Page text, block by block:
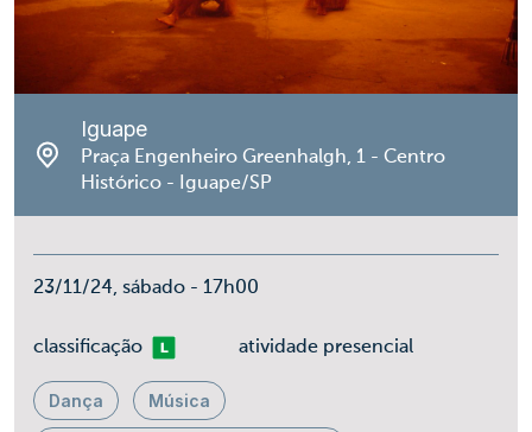
Iguape
Praça Engenheiro Greenhalgh, 1 - Centro
Histórico - Iguape/SP
23/11/24, sábado - 17h00
classificaçãoLivre atividade presencial
Dança Música